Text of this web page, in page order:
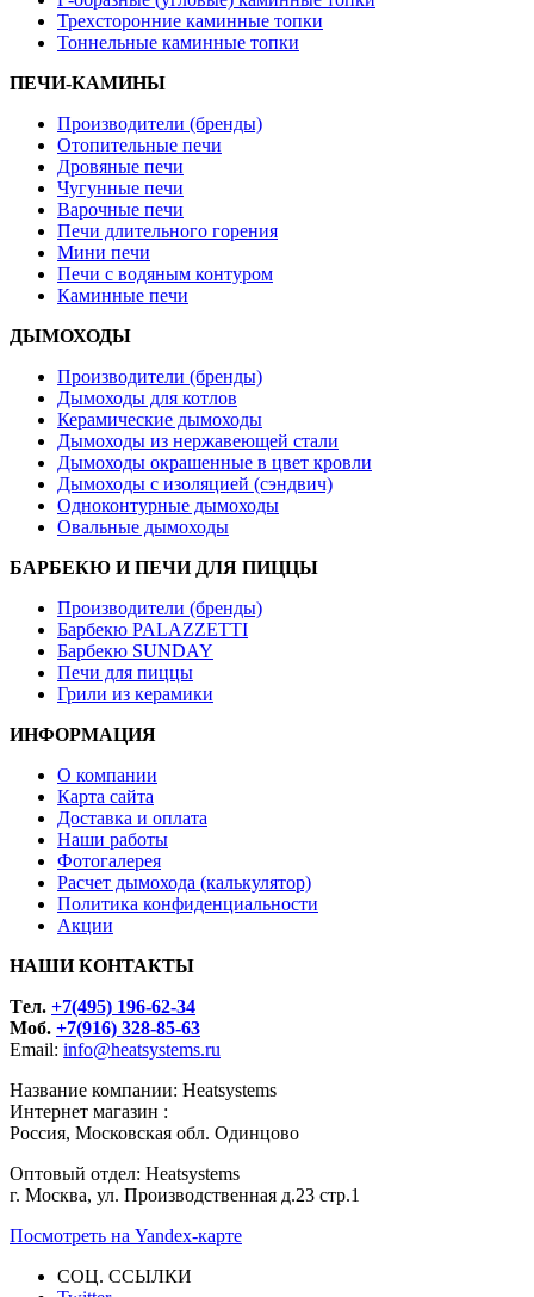
Трехсторонние каминные топки
Тоннельные каминные топки
ПЕЧИ-КАМИНЫ
Производители (бренды)
Отопительные печи
Дровяные печи
Чугунные печи
Варочные печи
Печи длительного горения
Мини печи
Печи с водяным контуром
Каминные печи
ДЫМОХОДЫ
Производители (бренды)
Дымоходы для котлов
Керамические дымоходы
Дымоходы из нержавеющей стали
Дымоходы окрашенные в цвет кровли
Дымоходы с изоляцией (сэндвич)
Одноконтурные дымоходы
Овальные дымоходы
БАРБЕКЮ И ПЕЧИ ДЛЯ ПИЦЦЫ
Производители (бренды)
Барбекю PALAZZETTI
Барбекю SUNDAY
Печи для пиццы
Грили из керамики
ИНФОРМАЦИЯ
О компании
Карта сайта
Доставка и оплата
Наши работы
Фотогалерея
Расчет дымохода (калькулятор)
Политика конфиденциальности
Акции
НАШИ КОНТАКТЫ
Tел. +7(495) 196-62-34
Моб. +7(916) 328-85-63
Email: info@heatsystems.ru
Название компании: Heatsystems
Интернет магазин :
Россия, Московская обл. Одинцово
Оптовый отдел: Heatsystems
г. Москва, ул. Производственная д.23 стр.1
Посмотреть на Yandex-карте
СОЦ. ССЫЛКИ